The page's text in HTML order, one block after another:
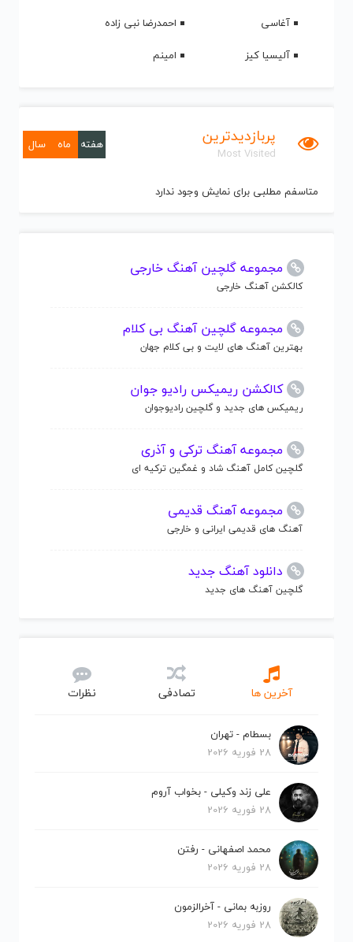
آغاسی
احمدرضا نبی زاده
آلیسیا کیز
امینم
پربازدیدترین
Most Visited
هفته ماه سال
متاسفم مطلبی برای نمایش وجود ندارد
مجموعه گلچین آهنگ خارجی
کالکشن آهنگ خارجی
مجموعه گلچین آهنگ بی کلام
بهترین آهنگ های لایت و بی کلام جهان
کالکشن ریمیکس رادیو جوان
ریمیکس های جدید و گلچین رادیوجوان
مجموعه آهنگ ترکی و آذری
گلچین کامل آهنگ شاد و غمگین ترکیه ای
مجموعه آهنگ قدیمی
آهنگ های قدیمی ایرانی و خارجی
دانلود آهنگ جدید
گلچین آهنگ های جدید
آخرین ها تصادفی نظرات
بسطام - تهران
28 فوریه 2026
علی زند وکیلی - بخواب آروم
28 فوریه 2026
محمد اصفهانی - رفتن
28 فوریه 2026
روزبه بمانی - آخرالزمون
28 فوریه 2026